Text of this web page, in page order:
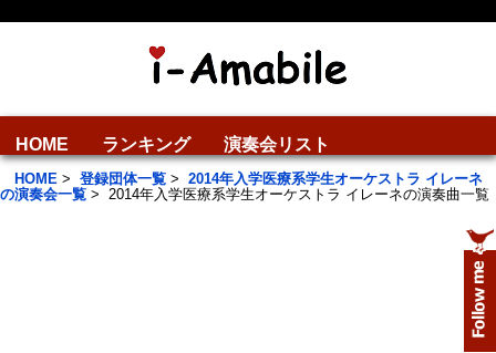
HOME ランキング 演奏会リスト
HOME > 登録団体一覧 > 2014年入学医療系学生オーケストラ イレーネ
の演奏会一覧 > 2014年入学医療系学生オーケストラ イレーネの演奏曲一覧